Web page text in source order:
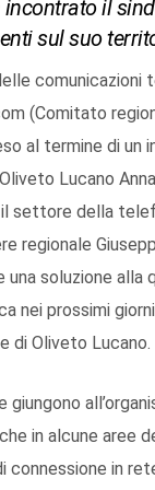
il
sul suo
(Comitato
al termine di un
Lucano
settore della
regionale
soluzione alla
nei prossimi
di Oliveto Lucano.
giungono
in alcune aree
connessione in